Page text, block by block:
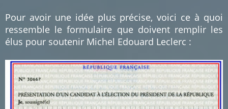
Pour avoir une idée plus précise, voici ce à quoi
ressemble le formulaire que doivent remplir les
élus pour soutenir Michel Edouard Leclerc :